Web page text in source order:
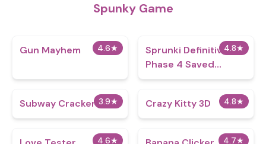
Spunky Game
4.6★
Gun Mayhem 4.8★
Sprunki Definitive
Phase 4 Saved
Archive
3.9★
Subway Crackers 4.8★
Crazy Kitty 3D
4.6★ 4.7★